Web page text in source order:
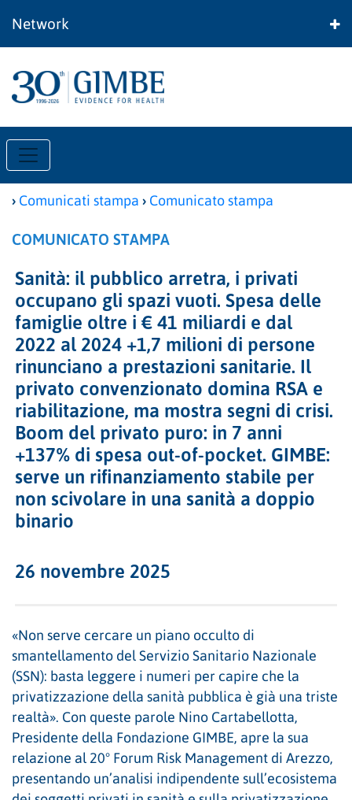
Network
› Comunicati stampa › Comunicato stampa
COMUNICATO STAMPA
Sanità: il pubblico arretra, i privati
occupano gli spazi vuoti. Spesa delle
famiglie oltre i € 41 miliardi e dal
2022 al 2024 +1,7 milioni di persone
rinunciano a prestazioni sanitarie. Il
privato convenzionato domina RSA e
riabilitazione, ma mostra segni di crisi.
Boom del privato puro: in 7 anni
+137% di spesa out-of-pocket. GIMBE:
serve un rifinanziamento stabile per
non scivolare in una sanità a doppio
binario
26 novembre 2025
«Non serve cercare un piano occulto di
smantellamento del Servizio Sanitario Nazionale
(SSN): basta leggere i numeri per capire che la
privatizzazione della sanità pubblica è già una triste
realtà». Con queste parole Nino Cartabellotta,
Presidente della Fondazione GIMBE, apre la sua
relazione al 20° Forum Risk Management di Arezzo,
presentando un’analisi indipendente sull’ecosistema